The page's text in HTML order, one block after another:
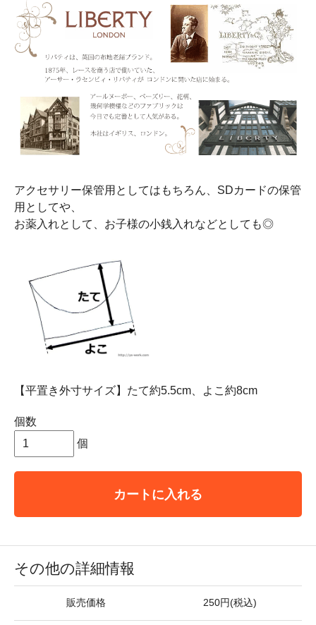
アクセサリー保管用としてはもちろん、SDカードの保管
用としてや、
お薬入れとして、お子様の小銭入れなどとしても◎
【平置き外寸サイズ】たて約5.5cm、よこ約8cm
個数
個
カートに入れる
その他の詳細情報
販売価格 250円(税込)